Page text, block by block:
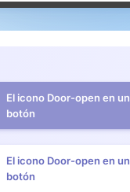
El icono Door-open en un
botón
El icono Door-open en un
botón